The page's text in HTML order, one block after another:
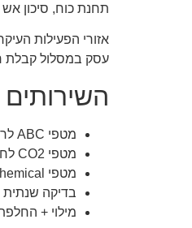
תחנת כוח, סיכון
אזורי הפעילות
עסק במסלול קבלת
מטפי ABC לרוב העסקים
מטפי CO2 לחדרי חשמל ושרתים
מטפי Wet Chemical למטבחים תעשייתיים
בדיקה שנתית
מילוי +